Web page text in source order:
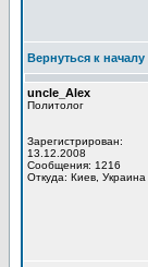
Вернуться к началу
uncle_Alex
Политолог
Зарегистрирован:
13.12.2008
Сообщения: 1216
Откуда: Киев, Украина